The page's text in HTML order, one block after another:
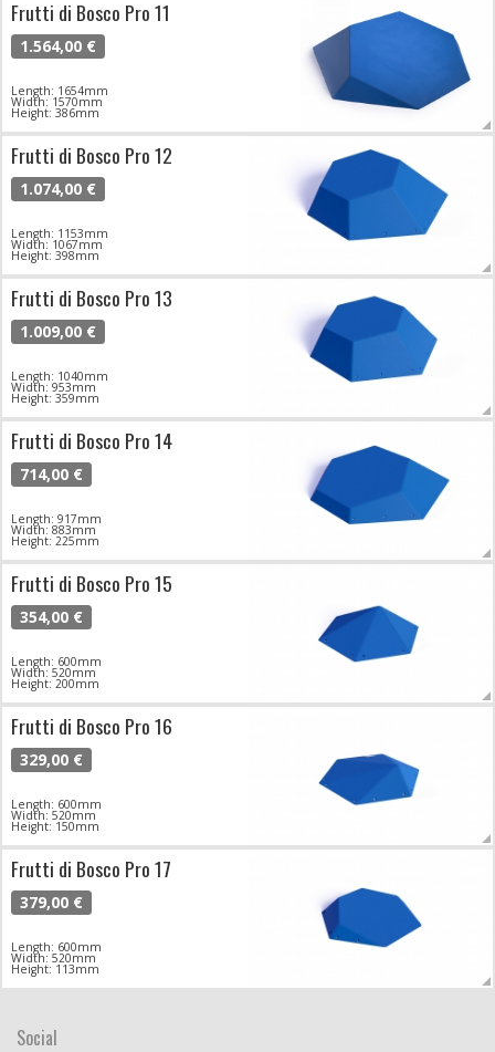
Frutti di Bosco Pro 11
1.564,00 €
Length: 1654mm
Width: 1570mm
Height: 386mm
Frutti di Bosco Pro 12
1.074,00 €
Length: 1153mm
Width: 1067mm
Height: 398mm
Frutti di Bosco Pro 13
1.009,00 €
Length: 1040mm
Width: 953mm
Height: 359mm
Frutti di Bosco Pro 14
714,00 €
Length: 917mm
Width: 883mm
Height: 225mm
Frutti di Bosco Pro 15
354,00 €
Length: 600mm
Width: 520mm
Height: 200mm
Frutti di Bosco Pro 16
329,00 €
Length: 600mm
Width: 520mm
Height: 150mm
Frutti di Bosco Pro 17
379,00 €
Length: 600mm
Width: 520mm
Height: 113mm
Social